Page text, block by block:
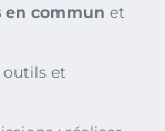
en commun et
outils et